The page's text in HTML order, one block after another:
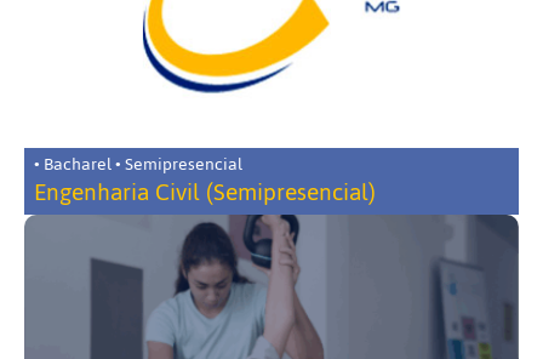
• Bacharel • Semipresencial
Engenharia Civil (Semipresencial)